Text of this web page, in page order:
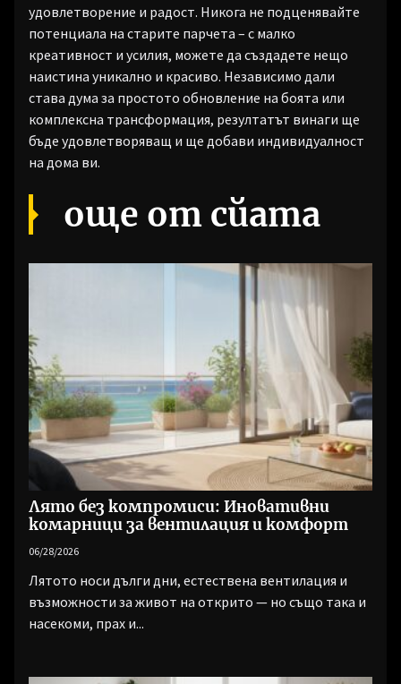
удовлетворение и радост. Никога не подценявайте
потенциала на старите парчета – с малко
креативност и усилия, можете да създадете нещо
наистина уникално и красиво. Независимо дали
става дума за простото обновление на боята или
комплексна трансформация, резултатът винаги ще
бъде удовлетворяващ и ще добави индивидуалност
на дома ви.
още от сйата
Лято без компромиси: Иновативни
комарници за вентилация и комфорт
06/28/2026
Лятото носи дълги дни, естествена вентилация и
възможности за живот на открито — но също така и
насекоми, прах и...